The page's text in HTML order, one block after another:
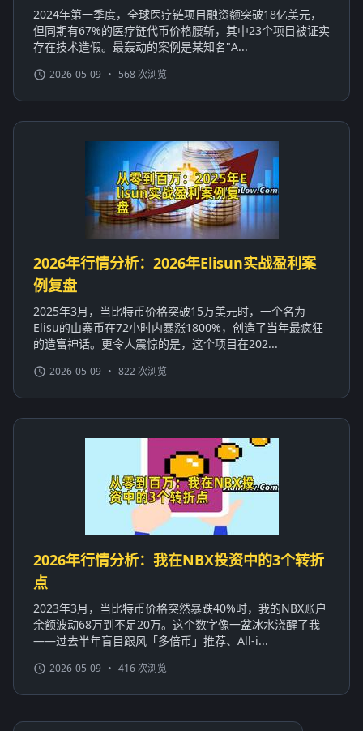
2024年第一季度，全球医疗链项目融资额突破18亿美元，
但同期有67%的医疗链代币价格腰斩，其中23个项目被证实
存在技术造假。最轰动的案例是某知名"A...
2026-05-09 • 568 次浏览
2026年行情分析：2026年Elisun实战盈利案
例复盘
2025年3月，当比特币价格突破15万美元时，一个名为
Elisu的山寨币在72小时内暴涨1800%，创造了当年最疯狂
的造富神话。更令人震惊的是，这个项目在202...
2026-05-09 • 822 次浏览
2026年行情分析：我在NBX投资中的3个转折
点
2023年3月，当比特币价格突然暴跌40%时，我的NBX账户
余额波动68万到不足20万。这个数字像一盆冰水浇醒了我
——过去半年盲目跟风「多倍币」推荐、All-i...
2026-05-09 • 416 次浏览